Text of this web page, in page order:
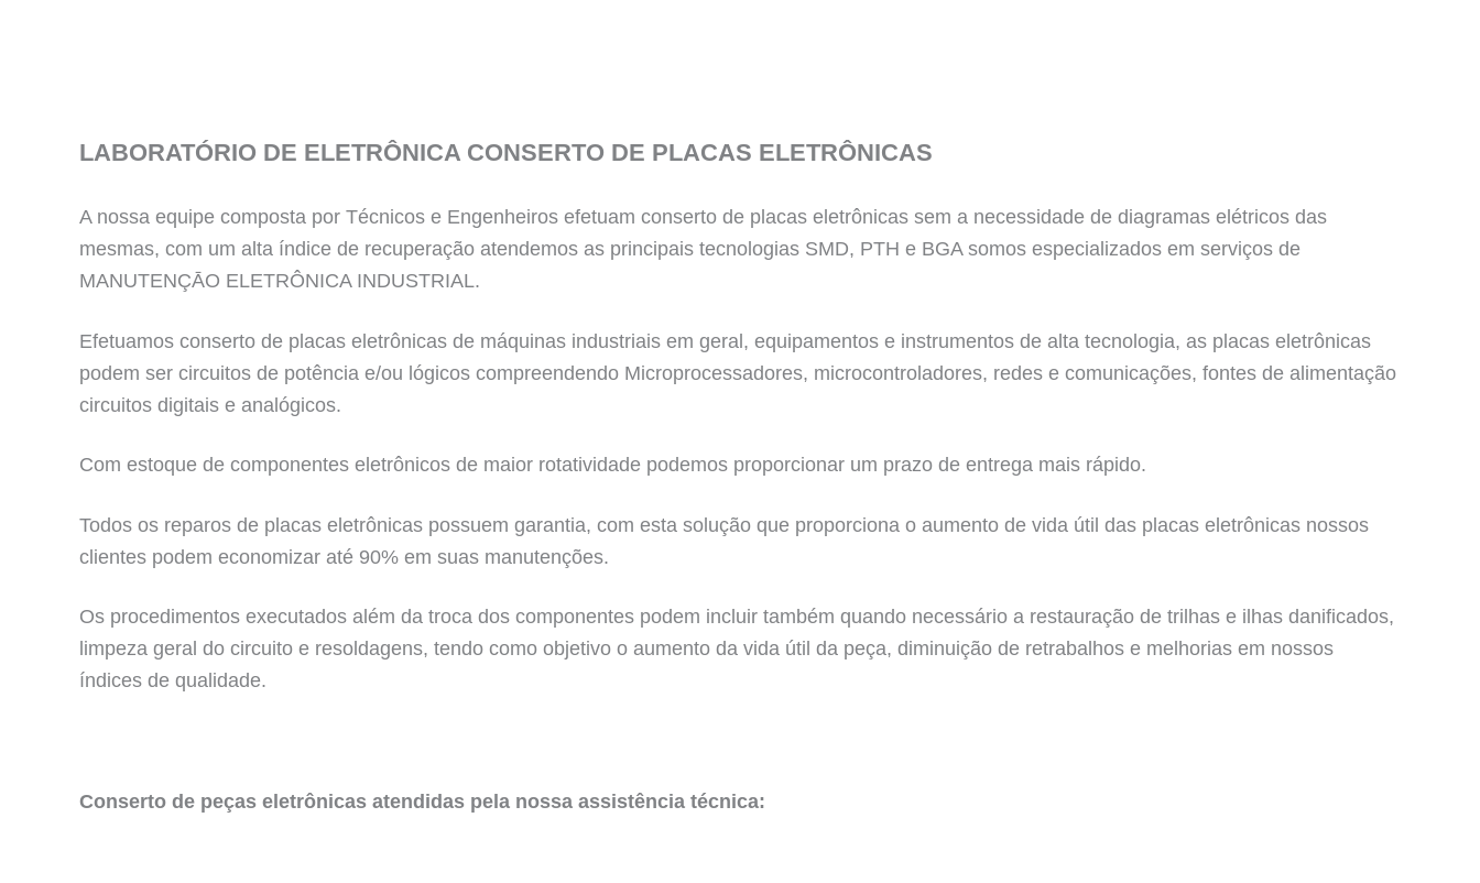
LABORATÓRIO DE ELETRÔNICA CONSERTO DE PLACAS ELETRÔNICAS
A nossa equipe composta por Técnicos e Engenheiros efetuam conserto de placas eletrônicas sem a necessidade de diagramas elétricos das
mesmas, com um alta índice de recuperação atendemos as principais tecnologias SMD, PTH e BGA somos especializados em serviços de
MANUTENÇĀO ELETRÔNICA INDUSTRIAL.
Efetuamos conserto de placas eletrônicas de máquinas industriais em geral, equipamentos e instrumentos de alta tecnologia, as placas eletrônicas
podem ser circuitos de potência e/ou lógicos compreendendo Microprocessadores, microcontroladores, redes e comunicações, fontes de alimentação
circuitos digitais e analógicos.
Com estoque de componentes eletrônicos de maior rotatividade podemos proporcionar um prazo de entrega mais rápido.
Todos os reparos de placas eletrônicas possuem garantia, com esta solução que proporciona o aumento de vida útil das placas eletrônicas nossos
clientes podem economizar até 90% em suas manutenções.
Os procedimentos executados além da troca dos componentes podem incluir também quando necessário a restauração de trilhas e ilhas danificados,
limpeza geral do circuito e resoldagens, tendo como objetivo o aumento da vida útil da peça, diminuição de retrabalhos e melhorias em nossos
índices de qualidade.
Conserto de peças eletrônicas atendidas pela nossa assistência técnica: